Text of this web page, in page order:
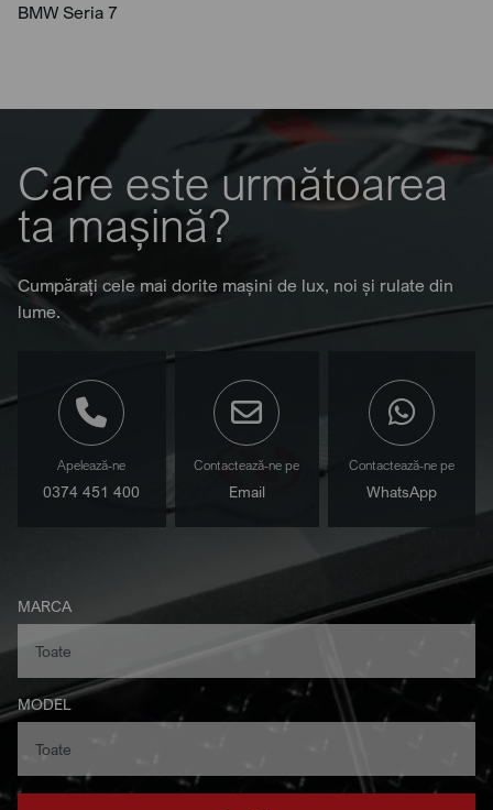
BMW Seria 7
Care este următoarea
ta mașină?
Cumpărați cele mai dorite mașini de lux, noi și rulate din
lume.
Apelează-ne
0374 451 400
Contactează-ne pe
Email
Contactează-ne pe
WhatsApp
MARCA
MODEL